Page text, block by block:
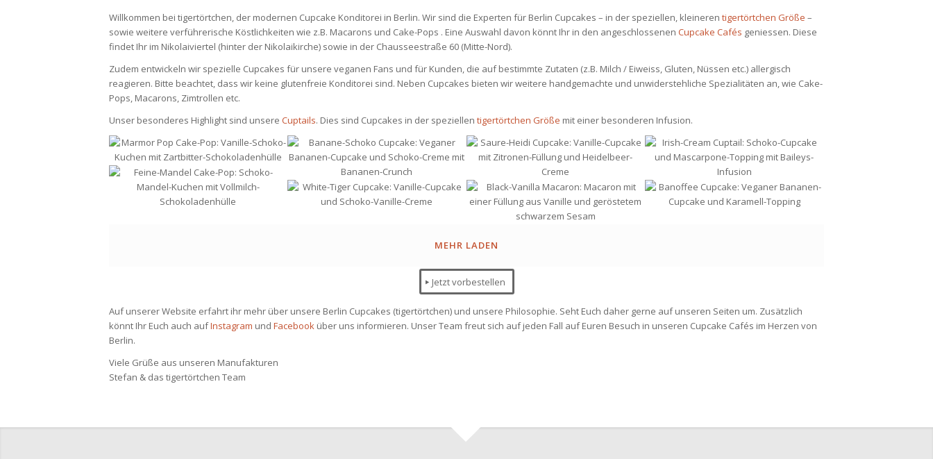
Willkommen bei tigertörtchen, der modernen Cupcake Konditorei in Berlin. Wir sind die Experten für Berlin Cupcakes – in der speziellen, kleineren tigertörtchen Größe –
sowie weitere verführerische Köstlichkeiten wie z.B. Macarons und Cake-Pops . Eine Auswahl davon könnt Ihr in den angeschlossenen Cupcake Cafés geniessen. Diese
findet Ihr im Nikolaiviertel (hinter der Nikolaikirche) sowie in der Chausseestraße 60 (Mitte-Nord).
Zudem entwickeln wir spezielle Cupcakes für unsere veganen Fans und für Kunden, die auf bestimmte Zutaten (z.B. Milch / Eiweiss, Gluten, Nüssen etc.) allergisch
reagieren. Bitte beachtet, dass wir keine glutenfreie Konditorei sind. Neben Cupcakes bieten wir weitere handgemachte und unwiderstehliche Spezialitäten an, wie Cake-
Pops, Macarons, Zimtrollen etc.
Unser besonderes Highlight sind unsere Cuptails. Dies sind Cupcakes in der speziellen tigertörtchen Größe mit einer besonderen Infusion.
MEHR LADEN
Jetzt vorbestellen
Auf unserer Website erfahrt ihr mehr über unsere Berlin Cupcakes (tigertörtchen) und unsere Philosophie. Seht Euch daher gerne auf unseren Seiten um. Zusätzlich
könnt Ihr Euch auch aufInstagram und Facebook über uns informieren. Unser Team freut sich auf jeden Fall auf Euren Besuch in unseren Cupcake Cafés im Herzen von
Berlin.
Viele Grüße aus unseren Manufakturen
Stefan & das tigertörtchen Team